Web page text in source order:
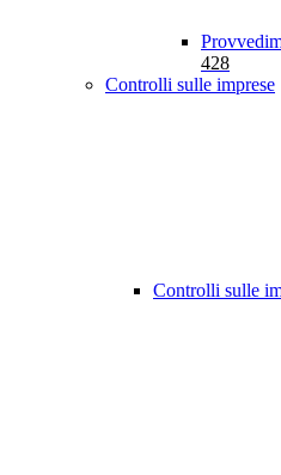
428
Controlli sulle imprese
Controlli sulle